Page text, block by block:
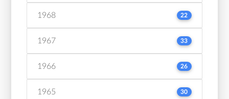
1968 22
1967 33
1966 26
1965 30